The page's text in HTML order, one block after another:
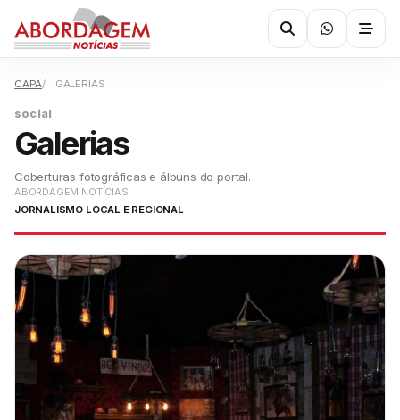
CAPA GALERIAS
social
Galerias
Coberturas fotográficas e álbuns do portal.
ABORDAGEM NOTÍCIAS
JORNALISMO LOCAL E REGIONAL